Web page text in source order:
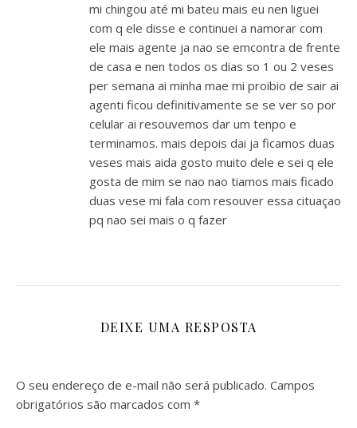
mi chingou até mi bateu mais eu nen liguei
com q ele disse e continuei a namorar com
ele mais agente ja nao se emcontra de frente
de casa e nen todos os dias so 1 ou 2 veses
per semana ai minha mae mi proibio de sair ai
agenti ficou definitivamente se se ver so por
celular ai resouvemos dar um tenpo e
terminamos. mais depois dai ja ficamos duas
veses mais aida gosto muito dele e sei q ele
gosta de mim se nao nao tiamos mais ficado
duas vese mi fala com resouver essa cituaçao
pq nao sei mais o q fazer
DEIXE UMA RESPOSTA
O seu endereço de e-mail não será publicado. Campos
obrigatórios são marcados com *